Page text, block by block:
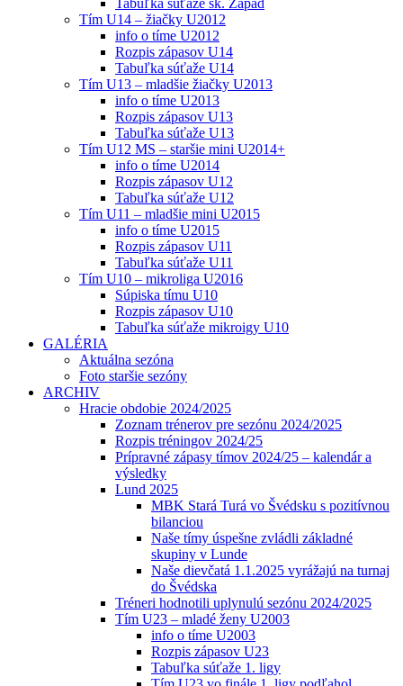
Tím U14 – žiačky U2012
info o tíme U2012
Rozpis zápasov U14
Tabuľka súťaže U14
Tím U13 – mladšie žiačky U2013
info o tíme U2013
Rozpis zápasov U13
Tabuľka súťaže U13
Tím U12 MS – staršie mini U2014+
info o tíme U2014
Rozpis zápasov U12
Tabuľka súťaže U12
Tím U11 – mladšie mini U2015
info o tíme U2015
Rozpis zápasov U11
Tabuľka súťaže U11
Tím U10 – mikroliga U2016
Súpiska tímu U10
Rozpis zápasov U10
Tabuľka súťaže mikroigy U10
GALÉRIA
Aktuálna sezóna
Foto staršie sezóny
ARCHIV
Hracie obdobie 2024/2025
Zoznam trénerov pre sezónu 2024/2025
Rozpis tréningov 2024/25
Prípravné zápasy tímov 2024/25 – kalendár a
výsledky
Lund 2025
MBK Stará Turá vo Švédsku s pozitívnou
bilanciou
Naše tímy úspešne zvládli základné
skupiny v Lunde
Naše dievčatá 1.1.2025 vyrážajú na turnaj
do Švédska
Tréneri hodnotili uplynulú sezónu 2024/2025
Tím U23 – mladé ženy U2003
info o tíme U2003
Rozpis zápasov U23
Tabuľka súťaže 1. ligy